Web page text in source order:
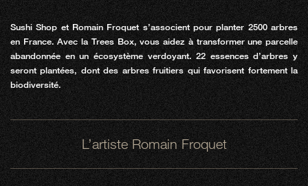
Sushi Shop et Romain Froquet s’associent pour planter 2500 arbres
en France. Avec la Trees Box, vous aidez à transformer une parcelle
abandonnée en un écosystème verdoyant. 22 essences d’arbres y
seront plantées, dont des arbres fruitiers qui favorisent fortement la
biodiversité.
L’artiste Romain Froquet